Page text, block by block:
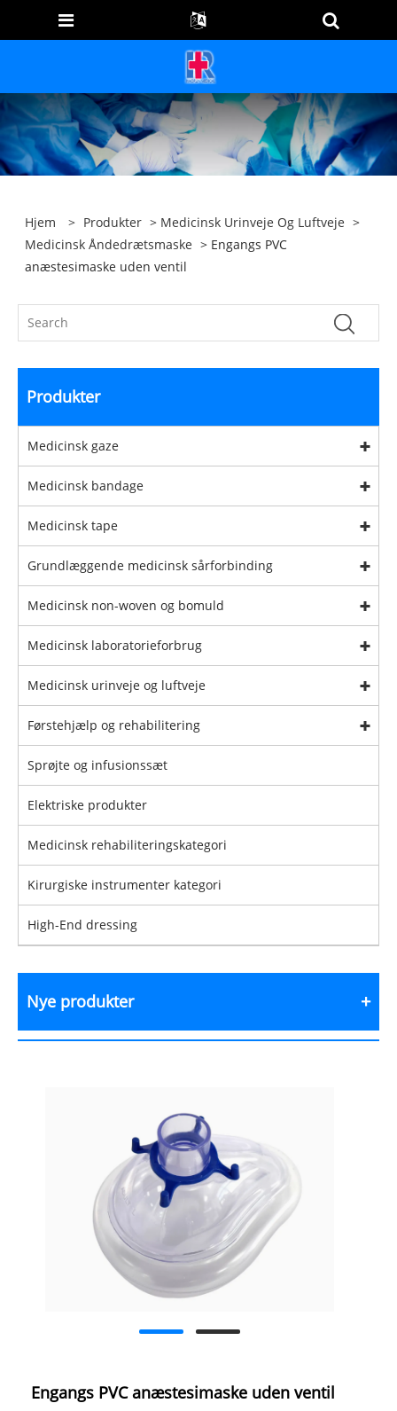
Hjem > Produkter > Medicinsk Urinveje Og Luftveje >
Medicinsk Åndedrætsmaske > Engangs PVC
anæstesimaske uden ventil
Produkter
Medicinsk gaze
Medicinsk bandage
Medicinsk tape
Grundlæggende medicinsk sårforbinding
Medicinsk non-woven og bomuld
Medicinsk laboratorieforbrug
Medicinsk urinveje og luftveje
Førstehjælp og rehabilitering
Sprøjte og infusionssæt
Elektriske produkter
Medicinsk rehabiliteringskategori
Kirurgiske instrumenter kategori
High-End dressing
Nye produkter
Engangs PVC anæstesimaske uden ventil